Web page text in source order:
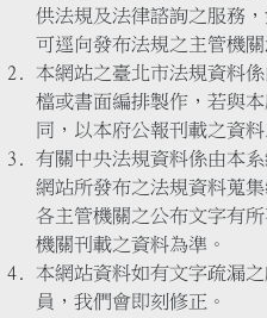
供法規及法律諮詢之服務
可逕向發布法規之主管機關
本網站之臺北市法規資料
檔或書面編排製作，若與
同，以本府公報刊載之資料
有關中央法規資料係由本
網站所發布之法規資料蒐
各主管機關之公布文字有
機關刊載之資料為準。
本網站資料如有文字疏漏
員，我們會即刻修正。